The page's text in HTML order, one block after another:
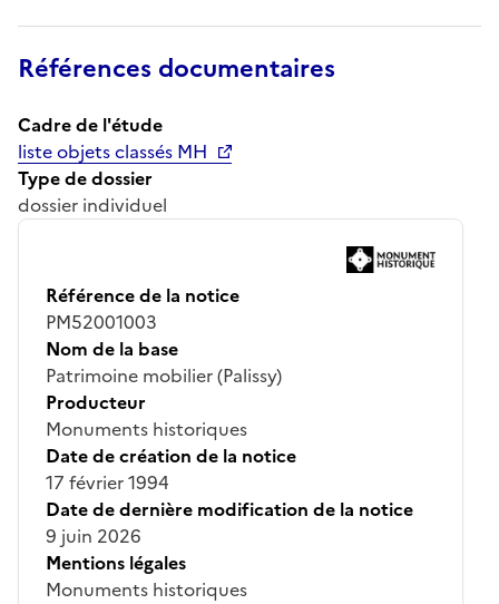
Références documentaires
Cadre de l'étude
liste objets classés MH
Type de dossier
dossier individuel
Référence de la notice
PM52001003
Nom de la base
Patrimoine mobilier (Palissy)
Producteur
Monuments historiques
Date de création de la notice
17 février 1994
Date de dernière modification de la notice
9 juin 2026
Mentions légales
Monuments historiques